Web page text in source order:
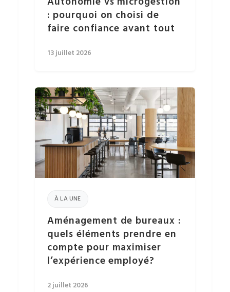
: pourquoi on choisi de
faire confiance avant tout
13 juillet 2026
À LA UNE
Aménagement de bureaux :
quels éléments prendre en
compte pour maximiser
l’expérience employé?
2 juillet 2026